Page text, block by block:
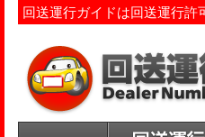
回送運行ガイドは回送運行許